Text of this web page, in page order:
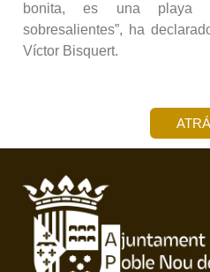
bonita, es una playa
sobresalientes”, ha
Víctor Bisquert.